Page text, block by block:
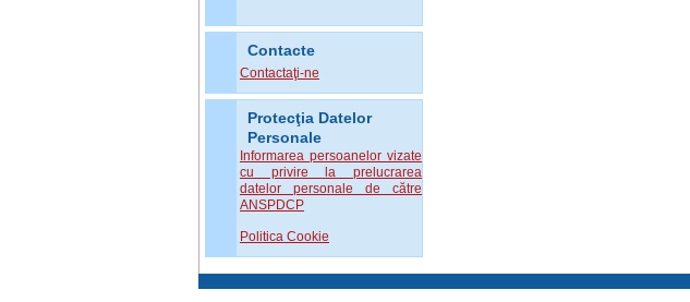
Contacte
Contactaţi-ne
Protecţia Datelor
Personale
Informarea persoanelor vizate
cu privire la prelucrarea
datelor personale de către
ANSPDCP
Politica Cookie